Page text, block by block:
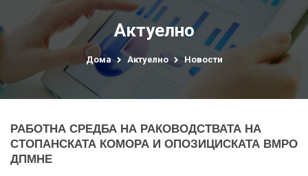
Актуелно
Дома Актуелно Новости
РАБОТНА СРЕДБА НА РАКОВОДСТВАТА НА
СТОПАНСКАТА КОМОРА И ОПОЗИЦИСКАТА ВМРО
ДПМНЕ